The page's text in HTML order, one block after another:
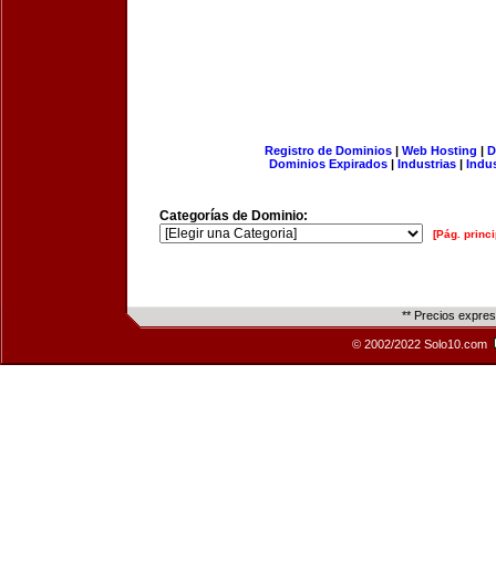
Registro de Dominios| Web Hosting |
Dominios Expirados | Industrias |
Categorías de Dominio:
[Pág.
** Precios
© 2002/2022 Solo10.com